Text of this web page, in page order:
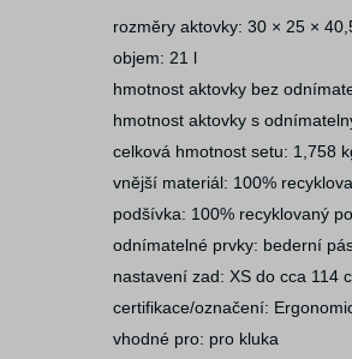
rozměry aktovky: 30 × 25 ×
objem: 21 l
hmotnost aktovky bez
hmotnost aktovky s
celková hmotnost setu: 1,758
vnější materiál: 100%
podšívka: 100% recyklovaný
odnímatelné prvky: bederní
nastavení zad: XS do cca 114
certifikace/označení:
vhodné pro: pro kluka